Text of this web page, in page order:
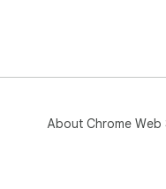
About Chrome Web